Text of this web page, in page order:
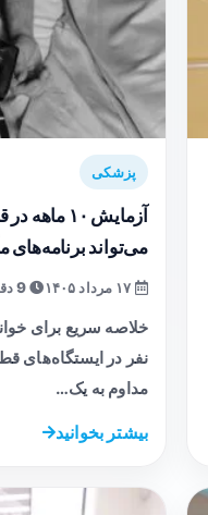
پزشکی
آزمایش
می‌تواند برنامه‌های
9 دقیقه
نفر در ایستگاه‌های
مداوم به یک…
بیشتر بخوانید